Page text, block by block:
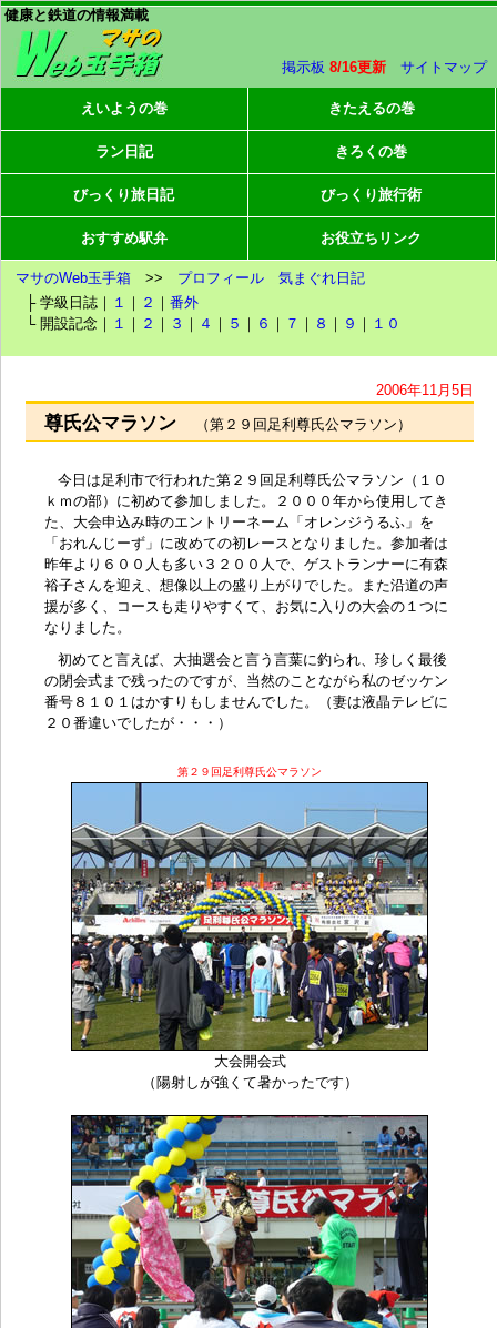
健康と鉄道の情報満載
掲示板 8/16更新 サイトマップ
えいようの巻 きたえるの巻
ラン日記 きろくの巻
びっくり旅日記 びっくり旅行術
おすすめ駅弁 お役立ちリンク
マサのWeb玉手箱 >> プロフィール
気まぐれ日記
├ 学級日誌｜ １ ｜ ２ ｜番外
└ 開設記念｜ １ ｜ ２ ｜ ３ ｜ ４ ｜ ５ ｜ ６ ｜ ７ ｜ ８ ｜ ９ ｜ １０
2006年11月5日
尊氏公マラソン （第２９回足利尊氏公マラソン）
今日は足利市で行われた第２９回足利尊氏公マラソン（１０
ｋｍの部）に初めて参加しました。２０００年から使用してき
た、大会申込み時のエントリーネーム「オレンジうるふ」を
「 おれんじーず」に改めての初レースとなりました。参加者は
昨年より６００人も多い３２００人で、ゲストランナーに有森
裕子さんを迎え、想像以上の盛り上がりでした。また沿道の声
援が多く、コースも走りやすくて、お気に入りの大会の１つに
なりました。
初めてと言えば、 大抽選会と言う言葉に釣られ、珍しく最後
の閉会式まで残ったのですが、当然のことながら私のゼッケン
番号８１０１はかすりもしませんでした。（妻は液晶テレビに
２０番違いでしたが・・・）
第２９回足利尊氏公マラソン
大会開会式
（陽射しが強くて暑かったです）